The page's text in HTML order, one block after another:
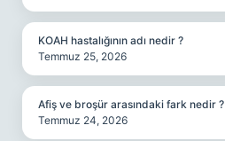
KOAH hastalığının adı nedir ?
Temmuz 25, 2026
Afiş ve broşür arasındaki fark nedir ?
Temmuz 24, 2026